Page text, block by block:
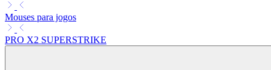
Mouses para jogos
PRO X2 SUPERSTRIKE